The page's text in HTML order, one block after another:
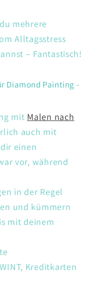
mehrere
Alltagsstress
– Fantastisch!
Diamond Painting -
mit Malen nach
auch mit
einen
vor, während
in der Regel
und kümmern
mit deinem
Kreditkarten